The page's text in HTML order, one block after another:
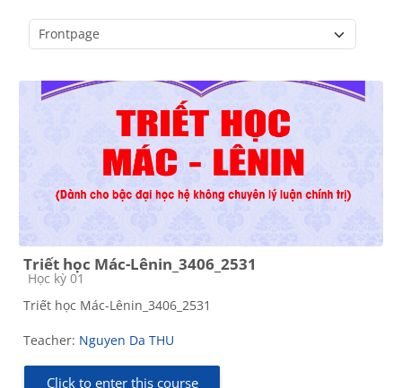
Triết học Mác-Lênin_3406_2531
Course category
Học kỳ 01
Triết học Mác-Lênin_3406_2531
Teacher: Nguyen Da THU
Click to enter this course